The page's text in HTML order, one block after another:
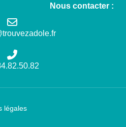
Nous contacter :
légales